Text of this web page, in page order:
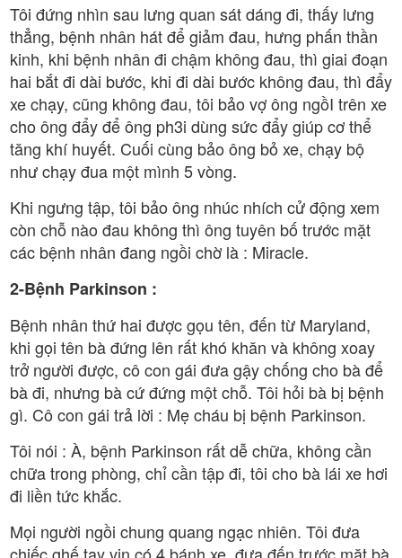
Tôi đứng nhìn sau lưng quan sát dáng đi, thấy lưng
thẳng, bệnh nhân hát để giảm đau, hưng phấn thần
kinh, khi bệnh nhân đi chậm không đau, thì giai đoạn
hai bắt đi dài bước, khi đi dài bước không đau, thì đẩy
xe chạy, cũng không đau, tôi bảo vợ ông ngồI trên xe
cho ông đẩy để ông ph3i dùng sức đẩy giúp cơ thể
tăng khí huyết. Cuối cùng bảo ông bỏ xe, chạy bộ
như chạy đua một mình 5 vòng.
Khi ngưng tập, tôi bảo ông nhúc nhích cử động xem
còn chỗ nào đau không thì ông tuyên bố trước mặt
các bệnh nhân đang ngồi chờ là : Miracle.
2-Bệnh Parkinson :
Bệnh nhân thứ hai được gọu tên, đến từ Maryland,
khi gọi tên bà đứng lên rất khó khăn và không xoay
trở người được, cô con gái đưa gậy chống cho bà để
bà đi, nhưng bà cứ đứng một chỗ. Tôi hỏi bà bị bệnh
gì. Cô con gái trả lời : Mẹ cháu bị bệnh Parkinson.
Tôi nói : À, bệnh Parkinson rất dễ chữa, không cần
chữa trong phòng, chỉ cần tập đi, tôi cho bà lái xe hơi
đi liền tức khắc.
Mọi người ngồi chung quang ngạc nhiên. Tôi đưa
chiếc ghế tay vịn có 4 bánh xe, đưa đến trước mặt bà